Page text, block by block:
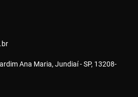
Ana Maria, Jundiaí - SP, 13208-